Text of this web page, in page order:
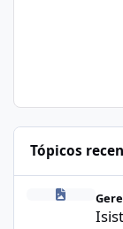
Tópicos
Isistem 9.8 API